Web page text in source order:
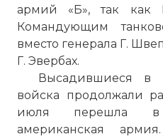
армий «Б», так как
Командующим
вместо генерала Г.
Г. Эвербах.
Высадившиеся в
войска продолжали
июля перешла в
американская